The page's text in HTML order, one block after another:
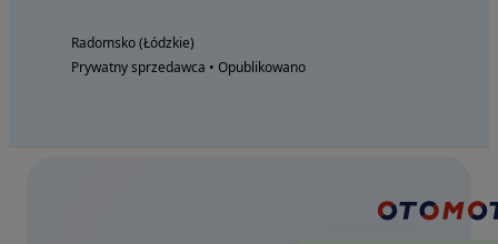
Radomsko (Łódzkie)
Prywatny sprzedawca • Opublikowano